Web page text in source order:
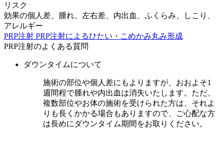
リスク
効果の個人差、腫れ、左右差、内出血、ふくらみ、しこり、
アレルギー
PRP注射 PRP注射によるひたい・こめかみ丸み形成
PRP注射のよくある質問
ダウンタイムについて
施術の部位や個人差にもよりますが、おおよそ1
週間程で腫れや内出血は消失いたします。ただ、
複数部位やお体の施術を受けられた方は、それよ
りも長くかかる場合もありますので、ご心配な方
は長めにダウンタイム期間をお取りください。